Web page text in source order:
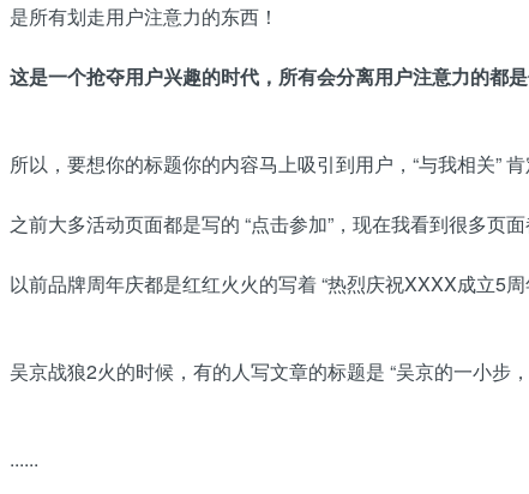
是所有划走用户注意力的东西！
这是一个抢夺用户兴趣的时代，所有会分离用户注意力的都是
所以，要想你的标题你的内容马上吸引到用户，“与我相关”
之前大多活动页面都是写的 “点击参加”，现在我看到很多页面
以前品牌周年庆都是红红火火的写着 “热烈庆祝XXXX成立5
吴京战狼2火的时候，有的人写文章的标题是 “吴京的一小步
......